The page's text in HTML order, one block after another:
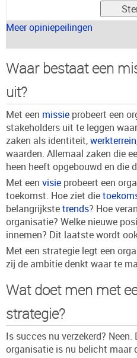
Meer opiniepeilingen
Waar bestaat een
uit?
Met een missie probeert een
stakeholders uit te leggen
zaken als identiteit,werkterrein
waarden. Allemaal zaken die
heen heeft opgebouwd en die
Met een visie probeert een
toekomst. Hoe ziet die
belangrijkstetrends? Hoe
organisatie? Welke nieuwe
innemen? Dit laatste wordt
Met een strategie legt een
zij de ambitie denkt waar te
Wat doet men met
strategie?
Is succes nu verzekerd?
organisatie is nu belicht maar